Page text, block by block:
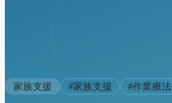
家族支援 #家族支援 #作業療法